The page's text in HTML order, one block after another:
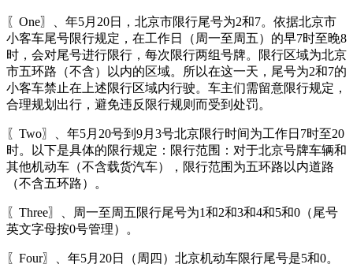
〖One〗、年5月20日，北京市限行尾号为2和7。依据北京市
小客车尾号限行规定，在工作日（周一至周五）的早7时至晚8
时，会对尾号进行限行，每次限行两组号牌。限行区域为北京
市五环路（不含）以内的区域。所以在这一天，尾号为2和7的
小客车禁止在上述限行区域内行驶。车主们需留意限行规定，
合理规划出行，避免违反限行规则而受到处罚。
〖Two〗、年5月20号到9月3号北京限行时间为工作日7时至20
时。以下是具体的限行规定：限行范围：对于北京号牌车辆和
其他机动车（不含载货汽车），限行范围为五环路以内道路
（不含五环路）。
〖Three〗、周一至周五限行尾号为1和2和3和4和5和0（尾号
英文字母按0号管理）。
〖Four〗、年5月20日（周四）北京机动车限行尾号是5和0。